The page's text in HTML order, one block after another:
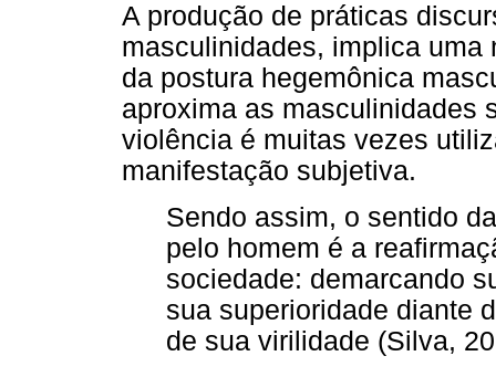
A produção de práticas
masculinidades, implica uma
da postura hegemônica
aproxima as masculinidades
violência é muitas vezes
manifestação subjetiva.
Sendo assim, o sentido
pelo homem é a
sociedade: demarcando
sua superioridade diante
de sua virilidade (Silva,